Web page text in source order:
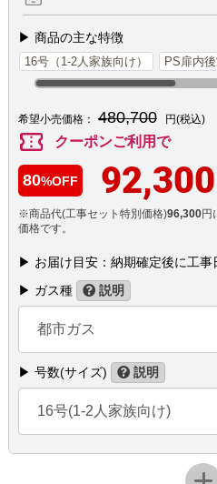
▶ 商品の主な特徴
16号（1-2人家族向け） PS扉内
希望小売価格： 480,700 円(税込)
confirmation_number クーポンご利用で
80%OFF 92,300
※商品代(工事セット特別価格)96,300円
価格です。
▶ お届け目安：納期確定後に工事
▶ ガス種
説明
都市ガス
▶ 号数(サイズ) 説明
16号(1-2人家族向け)